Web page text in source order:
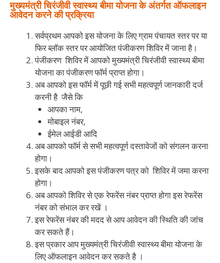
मुख्यमंत्री चिरंजीवी स्वास्थ्य बीमा योजना के अंतर्गत ऑफलाइन
आवेदन करने की प्रक्रिया
सर्वप्रथम आपको इस योजना के लिए ग्राम पंचायत स्तर पर या
फिर ब्लॉक स्तर पर आयोजित पंजीकरण शिविर में जाना है।
पंजीकरण शिविर में आपको मुख्यमंत्री चिरंजीवी स्वास्थ्य बीमा
योजना का पंजीकरण फॉर्म प्राप्त होगा।
अब आपको इस फॉर्म में पूछी गई सभी महत्वपूर्ण जानकारी दर्ज
करनी है जैसे कि
आपका नाम,
मोबाइल नंबर,
ईमेल आईडी आदि
अब आपको फॉर्म से सभी महत्वपूर्ण दस्तावेजों को संगलन करना
होगा।
इसके बाद आपको इस पंजीकरण पत्र को शिविर में जमा करना
होगा।
अब आपको शिविर से एक रेफरेंस नंबर प्राप्त होगा इस रेफरेंस
नंबर को संभाल कर रखें ।
इस रेफरेंस नंबर की मदद से आप आवेदन की स्थिति की जांच
कर सकते हैं।
इस प्रकार आप मुख्यमंत्री चिरंजीवी स्वास्थ्य बीमा योजना के
लिए ऑफलाइन आवेदन कर सकते है ।